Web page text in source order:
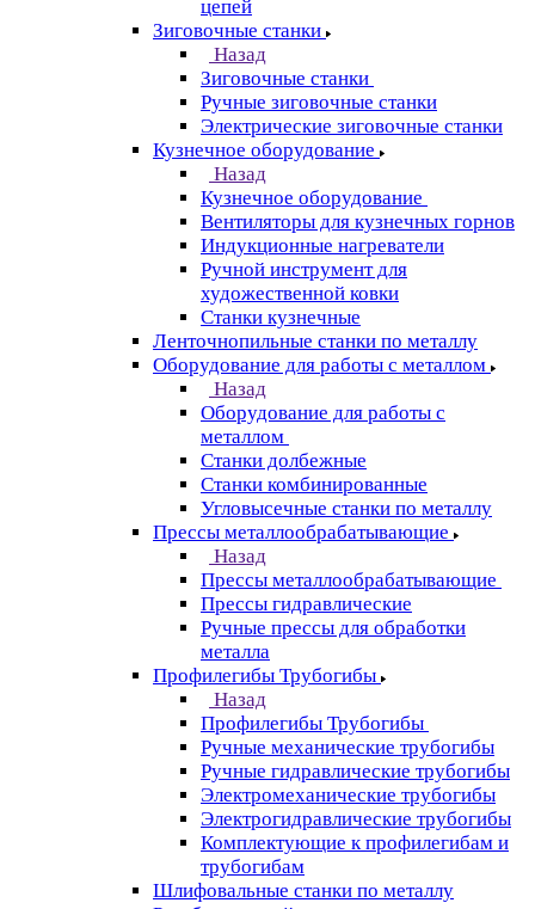
цепей
Зиговочные станки
Назад
Зиговочные станки
Ручные зиговочные станки
Электрические зиговочные станки
Кузнечное оборудование
Назад
Кузнечное оборудование
Вентиляторы для кузнечных горнов
Индукционные нагреватели
Ручной инструмент для
художественной ковки
Станки кузнечные
Ленточнопильные станки по металлу
Оборудование для работы с металлом
Назад
Оборудование для работы с
металлом
Станки долбежные
Станки комбинированные
Угловысечные станки по металлу
Прессы металлообрабатывающие
Назад
Прессы металлообрабатывающие
Прессы гидравлические
Ручные прессы для обработки
металла
Профилегибы Трубогибы
Назад
Профилегибы Трубогибы
Ручные механические трубогибы
Ручные гидравлические трубогибы
Электромеханические трубогибы
Электрогидравлические трубогибы
Комплектующие к профилегибам и
трубогибам
Шлифовальные станки по металлу